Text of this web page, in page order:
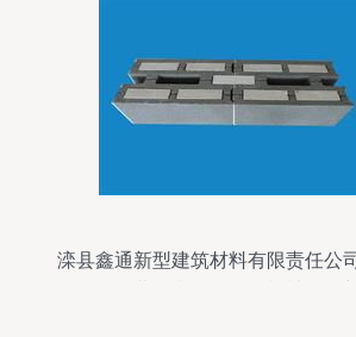
滦县鑫通新型建筑材料有限责任